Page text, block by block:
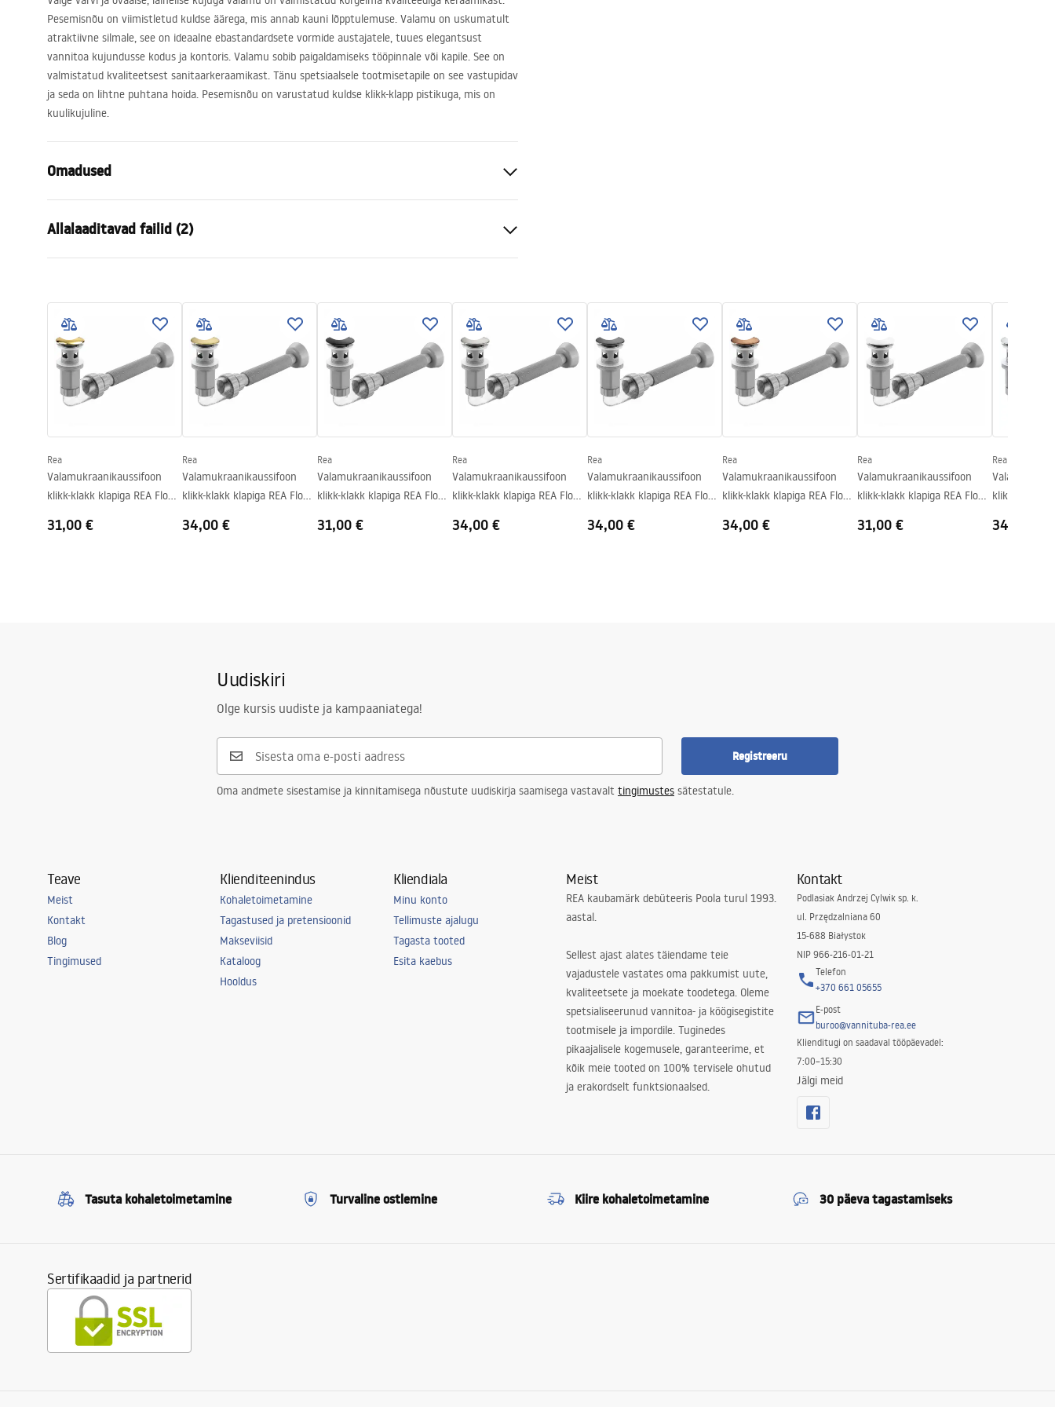
Pesemisnõu on viimistletud kuldse äärega, mis annab kauni lõpptulemuse. Valamu on uskumatult
atraktiivne silmale, see on ideaalne ebastandardsete vormide austajatele, tuues elegantsust
vannitoa kujundusse kodus ja kontoris. Valamu sobib paigaldamiseks tööpinnale või kapile. See on
valmistatud kvaliteetsest sanitaarkeraamikast. Tänu spetsiaalsele tootmisetapile on see vastupidav
ja seda on lihtne puhtana hoida. Pesemisnõu on varustatud kuldse klikk-klapp pistikuga, mis on
kuulikujuline.
Omadused
Materjal
Värv
Valge/Kuldne
Laius
mm
Kõrgus
115
mm
Sügavus
Kraani auk
Ei
Ülevooluava
Allalaaditavad failid (2)
Warranty_Terms_and_Conditions_
Basins_-_5.pdf
Rea
Valamukraanikaussifoon
klikk-klakk klapiga REA Flow
31,00 €
Rea
Valamukraanikaussifoon
klikk-klakk klapiga REA Flow
34,00 €
Rea
Valamukraanikaussifoon
klikk-klakk klapiga REA Flow
31,00 €
Rea
Valamukraanikaussifoon
klikk-klakk klapiga REA Flow
34,00 €
Rea
Valamukraanikaussifoon
klikk-klakk klapiga REA Flow
34,00 €
Rea
Valamukraanikaussifoon
klikk-klakk klapiga REA Flow
34,00 €
Rea
Valamukraanikaussifoon
klikk-klakk klapiga REA Flow
31,00 €
Rea
klikk-klakk
34,00 €
Uudiskiri
Olge kursis uudiste ja kampaaniatega!
Registreeru
Oma andmete sisestamise ja kinnitamisega nõustute uudiskirja saamisega vastavalt tingimustes sätestatule.
Teave
Meist
Kontakt
Blog
Tingimused
Klienditeenindus
Kohaletoimetamine
Tagastused ja pretensioonid
Makseviisid
Kataloog
Hooldus
Kliendiala
Minu konto
Tellimuste ajalugu
Tagasta tooted
Esita kaebus
Meist
REA kaubamärk debüteeris Poola turul 1993.
aastal.
Sellest ajast alates täiendame teie
vajadustele vastates oma pakkumist uute,
kvaliteetsete ja moekate toodetega. Oleme
spetsialiseerunud vannitoa- ja köögisegistite
tootmisele ja impordile. Tuginedes
pikaajalisele kogemusele, garanteerime, et
kõik meie tooted on 100% tervisele ohutud
ja erakordselt funktsionaalsed.
Kontakt
Podlasiak Andrzej Cylwik sp. k.
ul. Przędzalniana 60
15-688 Białystok
NIP 966-216-01-21
Telefon
+370 661 05655
E-post
buroo@vannituba-rea.ee
Klienditugi on saadaval tööpäevadel:
7:00–15:30
Jälgi meid
Tasuta kohaletoimetamine Turvaline ostlemine Kiire kohaletoimetamine 30 päeva tagastamiseks
Sertifikaadid ja partnerid